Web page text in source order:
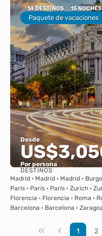
14 DESTINOS 15 NOCHES
Paquete de vacaciones
Desde
Por persona
DESTINOS
Madrid · Madrid · Madrid ·
París · París · París · Zurich ·
Florencia · Florencia · Roma ·
Barcelona · Barcelona ·
1 2